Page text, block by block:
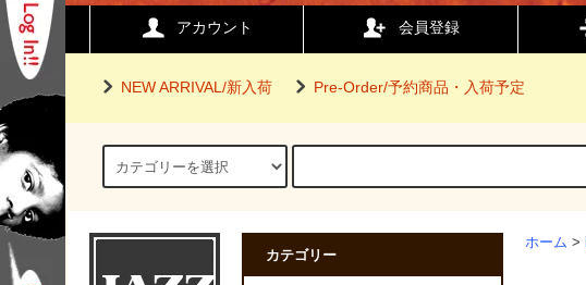
アカウント 会員登録
NEW ARRIVAL/新入荷 Pre-Order/予約商品・入荷予定
ホーム >
カテゴリー